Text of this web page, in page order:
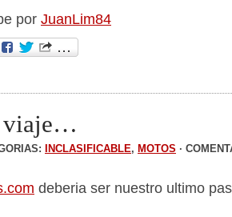
por JuanLim84
viaje…
INCLASIFICABLE, MOTOS ·
deberia ser nuestro ultimo